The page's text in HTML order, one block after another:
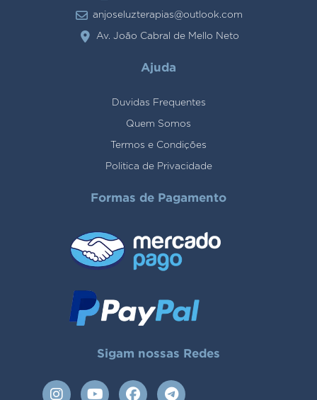
anjoseluzterapias@outlook.com
Av. João Cabral de Mello Neto
Ajuda
Duvidas Frequentes
Quem Somos
Termos e Condições
Politica de Privacidade
Formas de Pagamento
Sigam nossas Redes
I
Y
F
T